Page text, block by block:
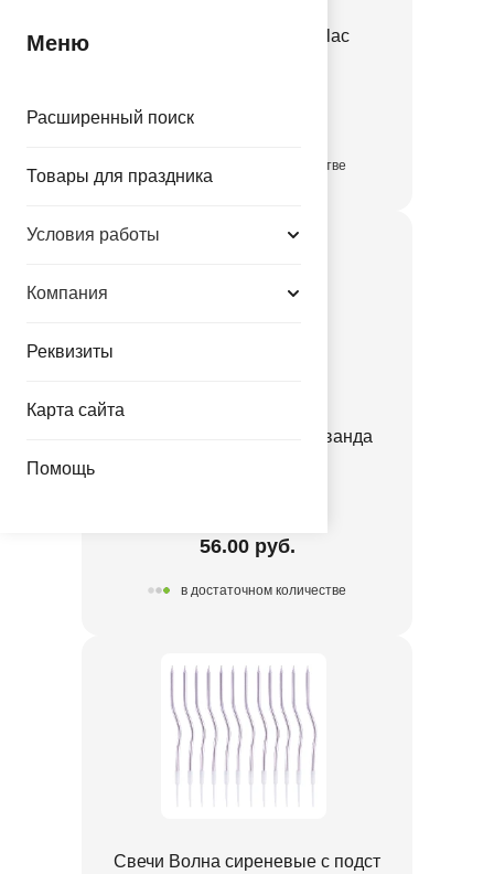
Меню
Расширенный поиск
Товары для праздника
Условия работы
Компания
Реквизиты
Карта сайта
Помощь
Е 12" Пастель Retro Lilac
в достаточном количестве
Перья декоративные Лаванда
56.00 руб.
в достаточном количестве
Свечи Волна сиреневые с подст